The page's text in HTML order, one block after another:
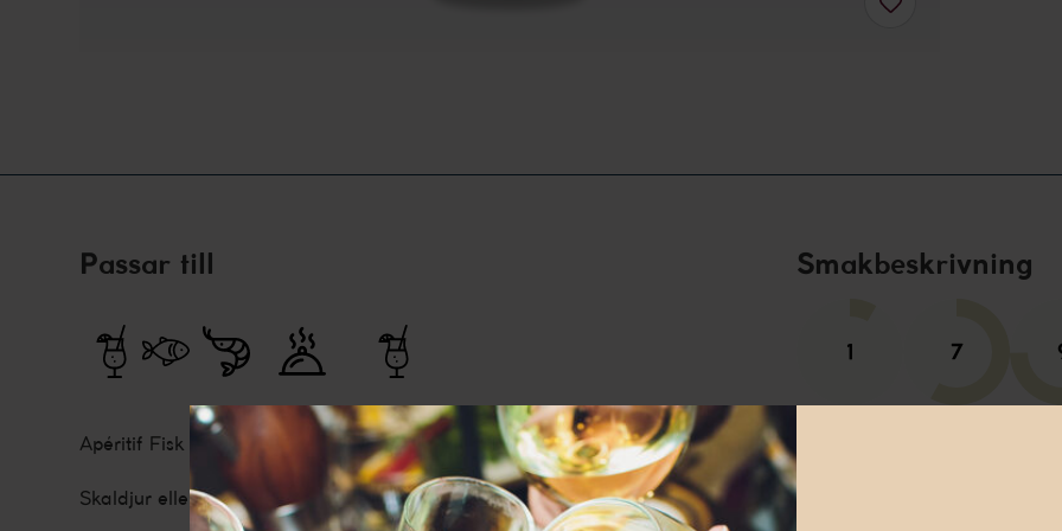
Passar till
Skaldjur eller fiskrätter exempelvis halstrad torsk.
Apéritif Fisk SkaldjurVarmrättVegetariskt
Smakbeskrivning
Torr, ung och blixtrande ren